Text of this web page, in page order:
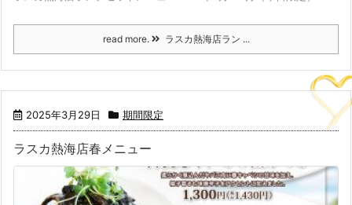
read more. ラスカ熱海店ラン ...
2025年3月29日 期間限定
ラスカ熱海店春メニュー